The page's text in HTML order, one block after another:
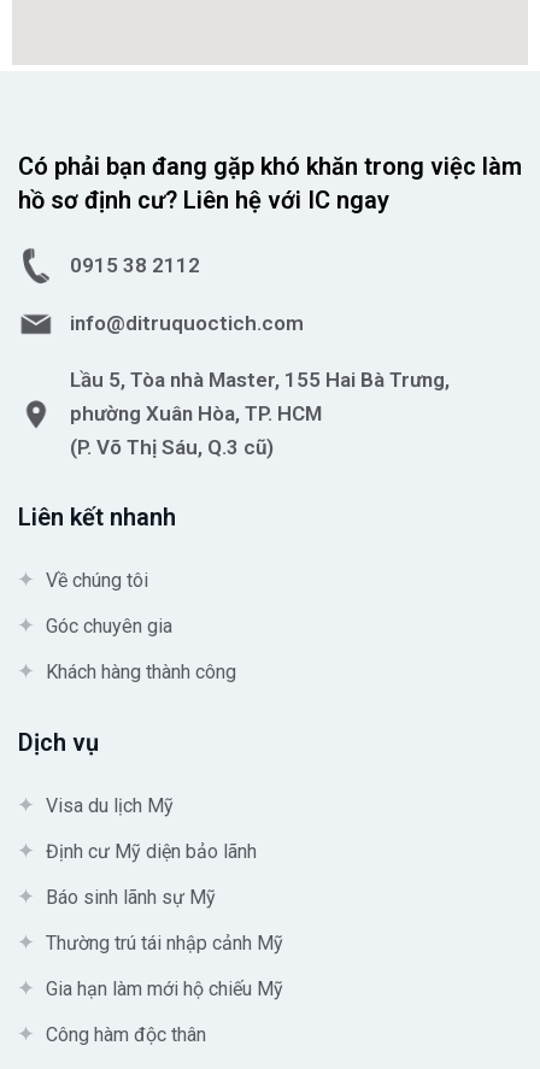
Có phải bạn đang gặp khó khăn trong việc làm
hồ sơ định cư? Liên hệ với IC ngay
0915 38 2112
info@ditruquoctich.com
Lầu 5, Tòa nhà Master, 155 Hai Bà Trưng,
phường Xuân Hòa, TP. HCM
(P. Võ Thị Sáu, Q.3 cũ)
Liên kết nhanh
Về chúng tôi
Góc chuyên gia
Khách hàng thành công
Dịch vụ
Visa du lịch Mỹ
Định cư Mỹ diện bảo lãnh
Báo sinh lãnh sự Mỹ
Thường trú tái nhập cảnh Mỹ
Gia hạn làm mới hộ chiếu Mỹ
Công hàm độc thân